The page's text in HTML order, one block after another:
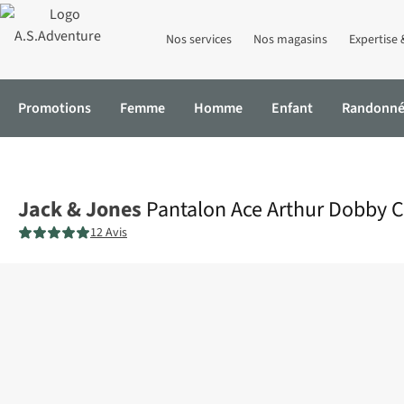
Nos services Nos magasins Expertise
Promotions Femme Homme Enfant
Jack & Jones Pantalon Ace Arthur Dobby
12 Avis